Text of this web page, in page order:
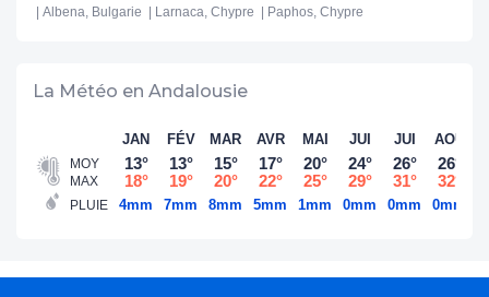
Albena, Bulgarie
Larnaca, Chypre Paphos, Chypre
La Météo en Andalousie
MOY
MAX
PLUIE
JAN
13°
18°
4mm
FÉV
13°
19°
7mm
MAR
15°
20°
8mm
AVR
17°
22°
5mm
MAI
20°
25°
1mm
JUI
24°
29°
0mm
JUI
26°
31°
0mm
AOÛ
26°
32°
0mm